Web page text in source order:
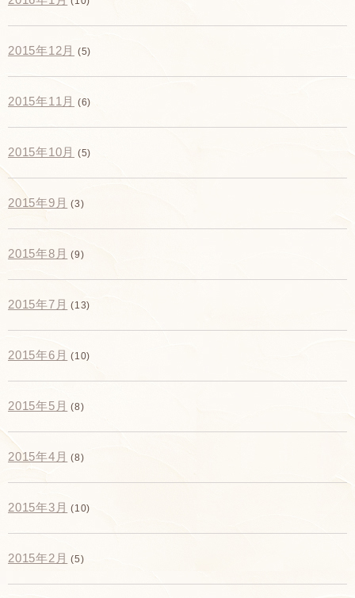
2015年12月 (5)
2015年11月 (6)
2015年10月 (5)
2015年9月 (3)
2015年8月 (9)
2015年7月 (13)
2015年6月 (10)
2015年5月 (8)
2015年4月 (8)
2015年3月 (10)
2015年2月 (5)